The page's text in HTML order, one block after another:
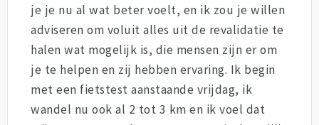
je je nu al wat beter voelt, en ik zou je willen
adviseren om voluit alles uit de revalidatie te
halen wat mogelijk is, die mensen zijn er om
je te helpen en zij hebben ervaring. Ik begin
met een fietstest aanstaande vrijdag, ik
wandel nu ook al 2 tot 3 km en ik voel dat